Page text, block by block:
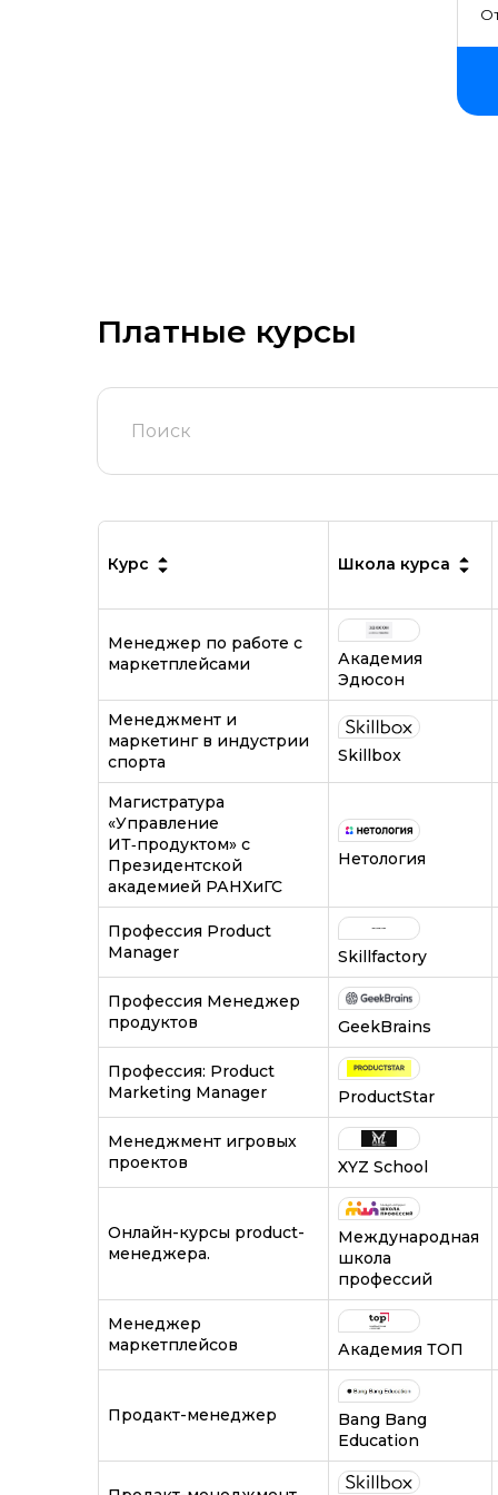
Платные курсы
Курс Школа курса
Менеджер по работе с
маркетплейсами
Академия
Эдюсон
Менеджмент и
маркетинг в индустрии
спорта
Skillbox
Магистратура
«Управление
ИТ‑продуктом» c
Президентской
академией РАНХиГС
Нетология
Профессия Product
Manager
Skillfactory
Профессия Менеджер
продуктов
GeekBrains
Профессия: Product
Marketing Manager
ProductStar
Менеджмент игровых
проектов
XYZ School
Онлайн-курсы product-
менеджера.
Международная
школа
профессий
Менеджер
маркетплейсов
Академия ТОП
Продакт-менеджер
Bang Bang
Education